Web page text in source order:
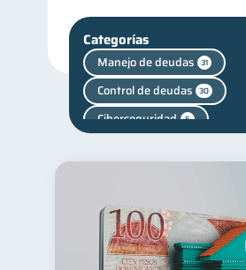
Categorías
Manejo de deudas 31
Control de deudas 30
Ciberseguridad 5
Cuenta Abandonada
Cuenta Inactiva
Fraudes 1 inversiones